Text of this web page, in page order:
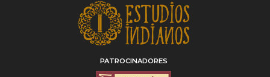
PATROCINADORES